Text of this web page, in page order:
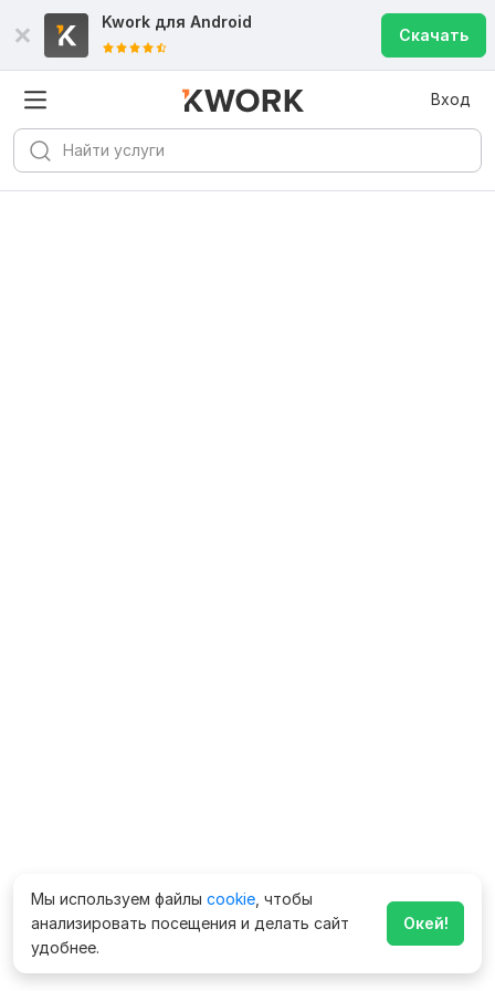
Kwork для Android
Скачать
Вход
Мы используем файлы cookie , чтобы
анализировать посещения и делать сайт
удобнее.
Окей!